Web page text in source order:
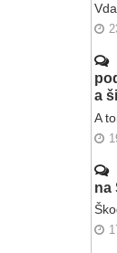
a
A
na